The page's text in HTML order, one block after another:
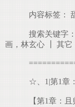
内容标签：
搜索关键字
画，林玄心 ┃ 其它
☆、1|第1章
【第1章：且